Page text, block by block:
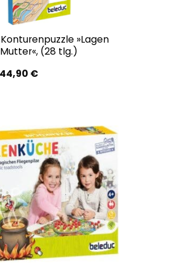
»Lagen
(28 tlg.)
Ursprünglicher
Preis
44,90 €Aktueller